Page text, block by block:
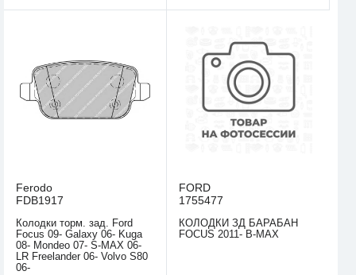
Ferodo
FDB1917
Колодки торм. зад. Ford
Focus 09- Galaxy 06- Kuga
08- Mondeo 07- S-MAX 06-
LR Freelander 06- Volvo S80
06-
FORD
1755477
КОЛОДКИ ЗД БАРАБАН
FOCUS 2011- B-MAX